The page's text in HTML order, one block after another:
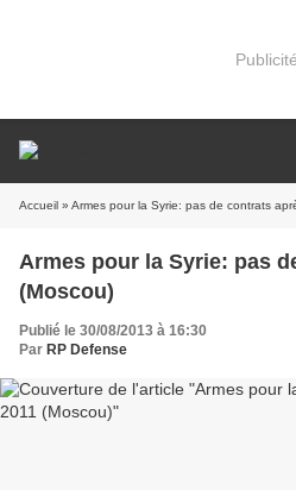
Publicité
Accueil » Armes pour la Syrie: pas de contrats
Armes pour la Syrie: pas
(Moscou)
Publié le 30/08/2013 à 16:30
Par RP Defense